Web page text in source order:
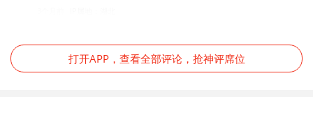
打开APP，查看全部评论，抢神评席位